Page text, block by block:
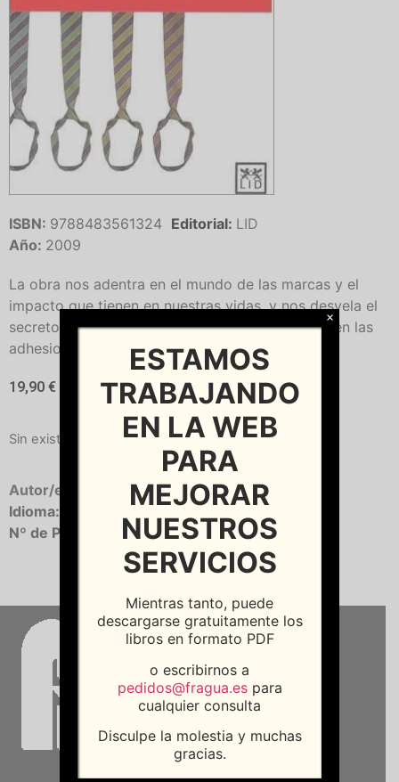
ISBN: 9788483561324 Editorial: LID
Año: 2009
La obra nos adentra en el mundo de las marcas y el
impacto que tienen en nuestras vidas, y nos desvela el
secreto de las marcas que enganchan y consiguen las
adhesiones de su público.
19,90 €
Sin existencias
Autor/es: OLIVER, Xavier
| ALLOZA, Angel
Idioma:
Nº de Páginas:
142
ESTAMOS
TRABAJANDO
EN LA WEB
PARA
MEJORAR
NUESTROS
SERVICIOS
Mientras tanto, puede
descargarse gratuitamente los
libros en formato PDF
o escribirnos a
pedidos@fragua.espara
cualquier consulta
Disculpe la molestia y muchas
gracias.
×